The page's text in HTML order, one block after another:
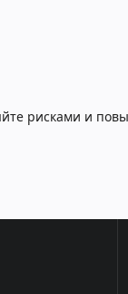
рисками и